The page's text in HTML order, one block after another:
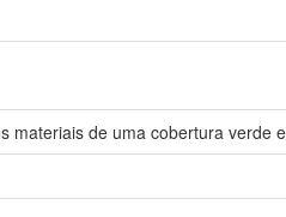
materiais de uma cobertura verde